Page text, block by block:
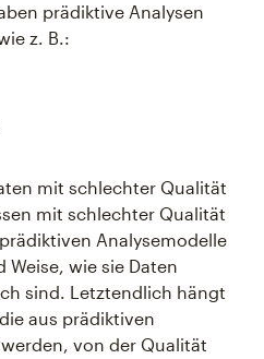
prädiktive Analysen
z. B.:
mit schlechter Qualität
mit schlechter Qualität
Analysemodelle
Weise, wie sie Daten
sind. Letztendlich hängt
aus prädiktiven
von der Qualität